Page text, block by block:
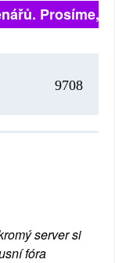
Prosíme,
9708
server si
fóra